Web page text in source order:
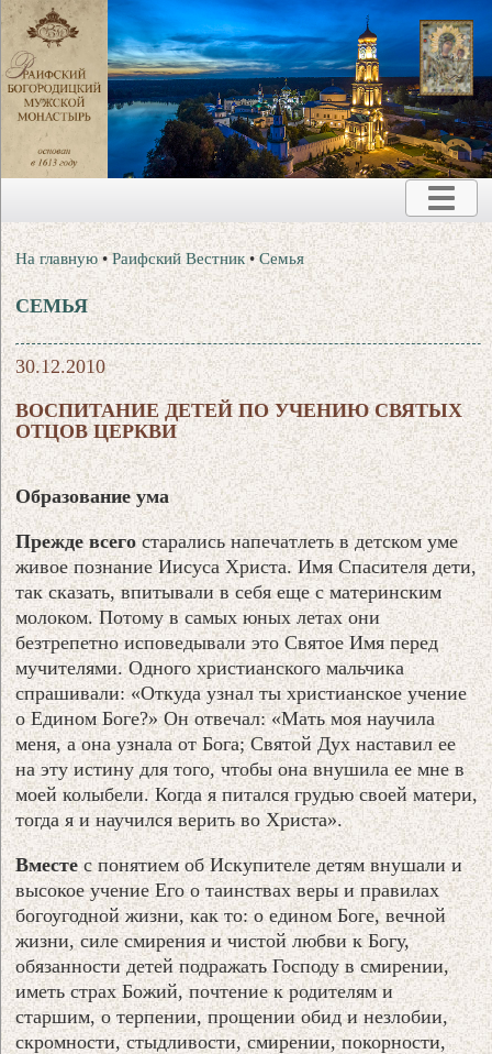
На главную •Раифский Вестник •Семья
СЕМЬЯ
30.12.2010
ВОСПИТАНИЕ ДЕТЕЙ ПО УЧЕНИЮ СВЯТЫХ
ОТЦОВ ЦЕРКВИ
Образование ума
Прежде всегостарались напечатлеть в детском уме
живое познание Иисуса Христа. Имя Спасителя дети,
так сказать, впитывали в себя еще с материнским
молоком. Потому в самых юных летах они
безтрепетно исповедывали это Святое Имя перед
мучителями. Одного христианского мальчика
спрашивали: «Откуда узнал ты христианское учение
о Едином Боге?» Он отвечал: «Мать моя научила
меня, а она узнала от Бога; Святой Дух наставил ее
на эту истину для того, чтобы она внушила ее мне в
моей колыбели. Когда я питался грудью своей матери,
тогда я и научился верить во Христа».
Вместес понятием об Искупителе детям внушали и
высокое учение Его о таинствах веры и правилах
богоугодной жизни, как то: о едином Боге, вечной
жизни, силе смирения и чистой любви к Богу,
обязанности детей подражать Господу в смирении,
иметь страх Божий, почтение к родителям и
старшим, о терпении, прощении обид и незлобии,
скромности, стыдливости, смирении, покорности,